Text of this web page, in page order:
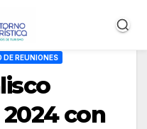
DE REUNIONES
con